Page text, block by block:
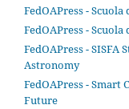
FedOAPress -
FedOAPress -
FedOAPress -
Astronomy
FedOAPress - Smart
Future